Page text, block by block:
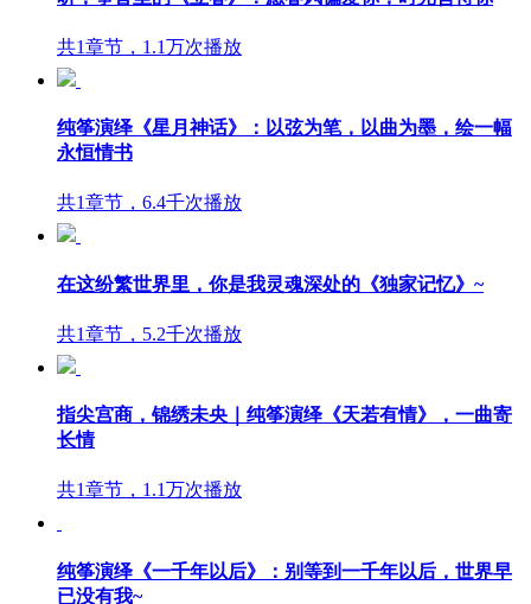
共1章节，1.1万次播放
纯筝演绎《星月神话》：以弦为笔，以曲为墨，绘一幅
永恒情书
共1章节，6.4千次播放
在这纷繁世界里，你是我灵魂深处的《独家记忆》~
共1章节，5.2千次播放
指尖宫商，锦绣未央｜纯筝演绎《天若有情》，一曲寄
长情
共1章节，1.1万次播放
纯筝演绎《一千年以后》：别等到一千年以后，世界早
已没有我~